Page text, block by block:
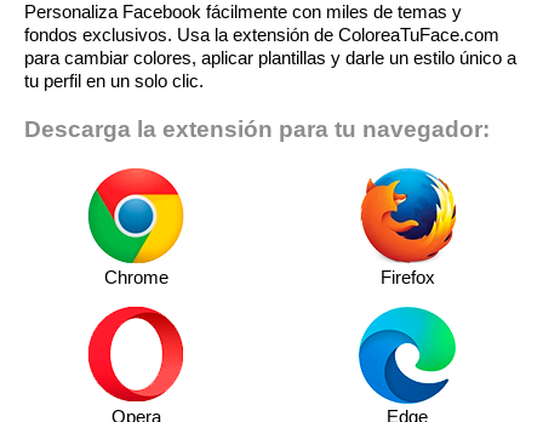
Personaliza Facebook fácilmente con miles de temas y
fondos exclusivos. Usa la extensión de ColoreaTuFace.com
para cambiar colores, aplicar plantillas y darle un estilo único a
tu perfil en un solo clic.
Descarga la extensión para tu navegador:
Chrome Firefox
Opera Edge